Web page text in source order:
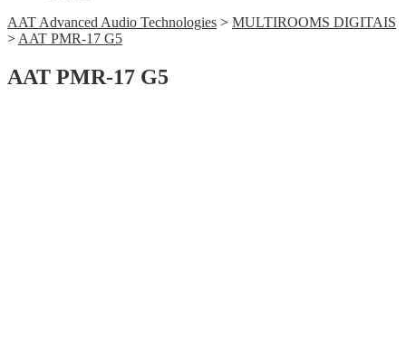
AAT Advanced Audio Technologies > MULTIROOMS DIGITAIS
> AAT PMR-17 G5
AAT PMR-17 G5